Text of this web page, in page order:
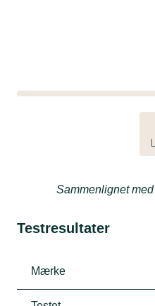
Sammenlignet med
Testresultater
Mærke